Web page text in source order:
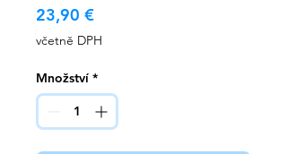
23,90 €Cena
včetně DPH
Množství *